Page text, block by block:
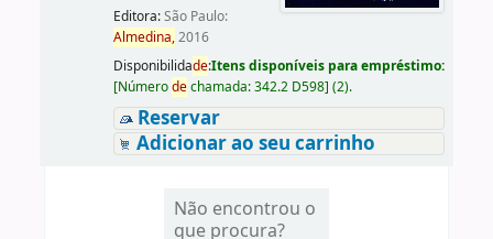
Editora:São Paulo:
Almedina,2016
Disponibilidade:Itens disponíveis para empréstimo:
[Númerodechamada:342.2 D598] (2).
Reservar
Adicionar ao seu carrinho
Não encontrou o
que procura?